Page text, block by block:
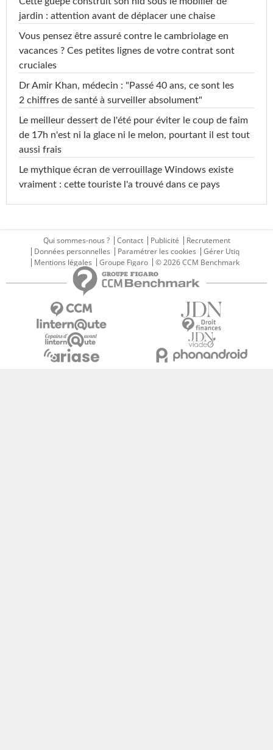
jardin : attention avant de déplacer une chaise
Vous pensez être assuré contre le cambriolage en
vacances ? Ces petites lignes de votre contrat sont
cruciales
Dr Amir Khan, médecin : "Passé 40 ans, ce sont les
2 chiffres de santé à surveiller absolument"
Le meilleur dessert de l'été pour éviter le coup de faim
de 17h n'est ni la glace ni le melon, pourtant il est tout
aussi frais
Le mythique écran de verrouillage Windows existe
vraiment : cette touriste l'a trouvé dans ce pays
Qui sommes-nous ? Contact Publicité
Recrutement
Données personnelles
Paramétrer les cookies
Gérer Utiq
Mentions légales
Groupe Figaro © 2026 CCM Benchmark